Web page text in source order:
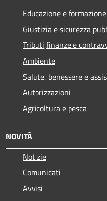
Educazione e formazione
Giustizia e sicurezza
Tributi,finanze e
Ambiente
Salute, benessere e
Autorizzazioni
Agricoltura e pesca
NOVITÀ
Notizie
Comunicati
Avvisi